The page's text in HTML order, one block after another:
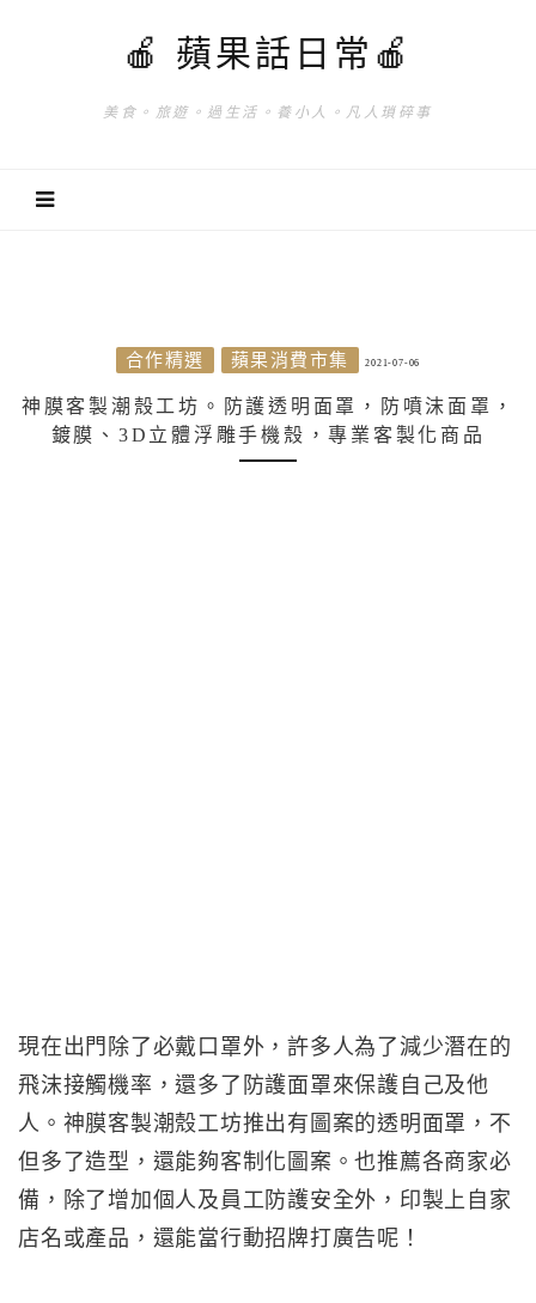
🍎 蘋果話日常🍎
美食。旅遊。過生活。養小人。凡人瑣碎事
合作精選 蘋果消費市集 2021-07-06
神膜客製潮殼工坊。防護透明面罩，防噴沫面罩，
鍍膜、3D立體浮雕手機殼，專業客製化商品
現在出門除了必戴口罩外，許多人為了減少潛在的
飛沫接觸機率，還多了防護面罩來保護自己及他
人。神膜客製潮殼工坊推出有圖案的透明面罩，不
但多了造型，還能夠客制化圖案。也推薦各商家必
備，除了增加個人及員工防護安全外，印製上自家
店名或產品，還能當行動招牌打廣告呢！